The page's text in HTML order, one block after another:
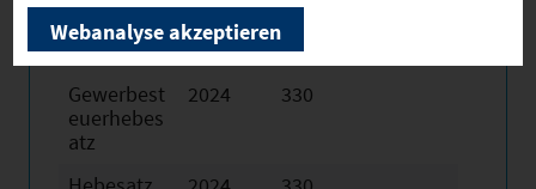
Hebesätze
Gewerbest
euerhebes
atz
2024 330
Webanalyse akzeptieren